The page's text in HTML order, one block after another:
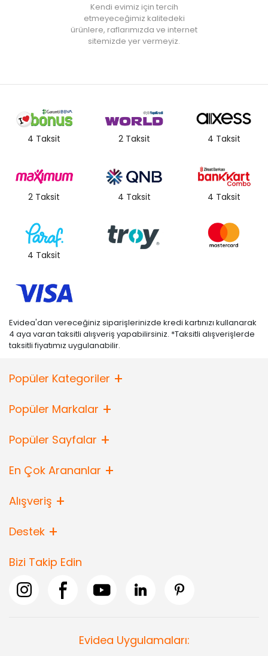
Kendi evimiz için tercih
etmeyeceğimiz kalitedeki
ürünlere, raflarımızda ve internet
sitemizde yer vermeyiz.
4 Taksit 2 Taksit 4 Taksit
2 Taksit 4 Taksit 4 Taksit
4 Taksit
Evidea'dan vereceğiniz siparişlerinizde kredi kartınızı kullanarak
4 aya varan taksitli alışveriş yapabilirsiniz. *Taksitli alışverişlerde
taksitli fiyatımız uygulanabilir.
Popüler Kategoriler
Popüler Markalar
Popüler Sayfalar
En Çok Arananlar
Alışveriş
Destek
Bizi Takip Edin
Evidea Uygulamaları: